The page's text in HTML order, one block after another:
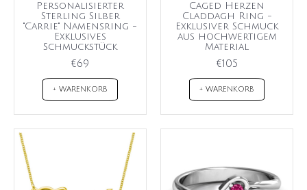
Personalisierter
Sterling Silber
"Carrie" Namensring -
Exklusives
Schmuckstück
€69
+ WARENKORB
Caged Herzen
Claddagh Ring -
Exklusiver Schmuck
aus hochwertigem
Material
€105
+ WARENKORB